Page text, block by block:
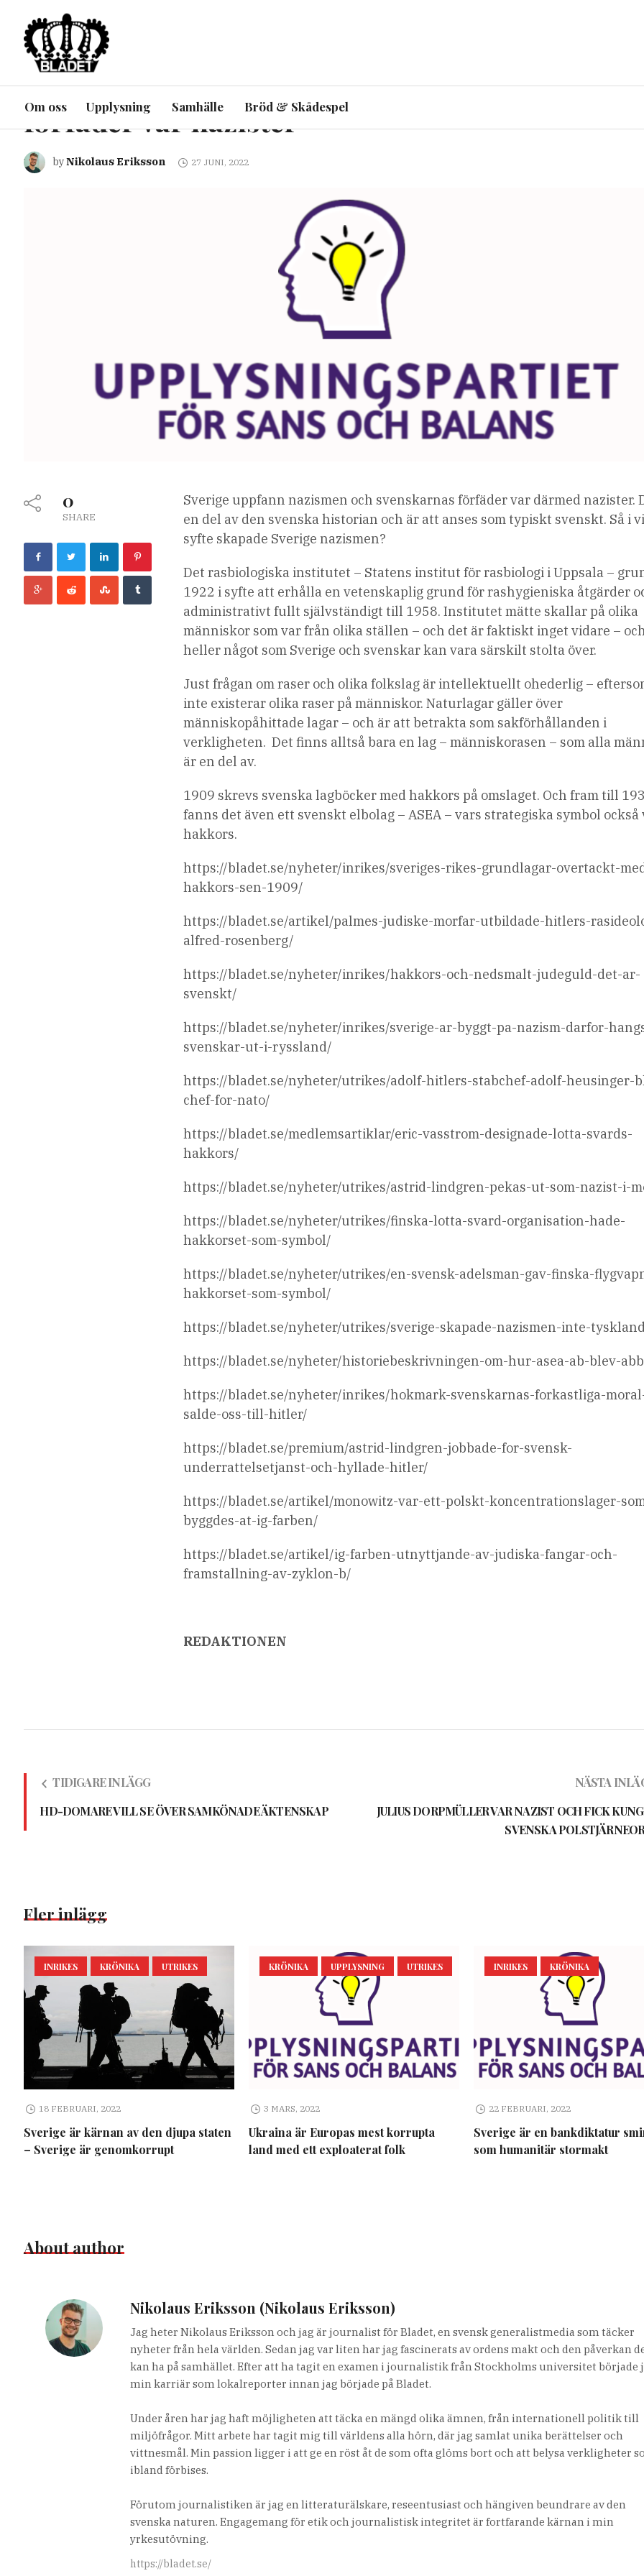
Om oss Upplysning Samhälle Bröd & Skådespel
ARTIKEL INRIKES
Nazism är en del av svensk historia –
förfäder var nazister
byNikolaus Eriksson 27 JUNI, 2022
0
SHARE
Sverige uppfann nazismen och svenskarnas förfäder var därmed nazister.
en del av den svenska historian och är att anses som typiskt svenskt. Så i
syfte skapade Sverige nazismen?
Det rasbiologiska institutet – Statens institut för rasbiologi i Uppsala –
1922 i syfte att erhålla en vetenskaplig grund för rashygieniska åtgärder
administrativt fullt självständigt till 1958. Institutet mätte skallar på olika
människor som var från olika ställen – och det är faktiskt inget vidare –
heller något som Sverige och svenskar kan vara särskilt stolta över.
Just frågan om raser och olika folkslag är intellektuellt ohederlig –
inte existerar olika raser på människor. Naturlagar gäller över
människopåhittade lagar – och är att betrakta som sakförhållanden i
verkligheten. Det finns alltså bara en lag – människorasen – som alla
är en del av.
1909 skrevs svenska lagböcker med hakkors på omslaget. Och fram till
fanns det även ett svenskt elbolag – ASEA – vars strategiska symbol också
hakkors.
https://bladet.se/nyheter/inrikes/sveriges-rikes-grundlagar-overtackt-
hakkors-sen-1909/
https://bladet.se/artikel/palmes-judiske-morfar-utbildade-hitlers-
alfred-rosenberg/
https://bladet.se/nyheter/inrikes/hakkors-och-nedsmalt-judeguld-det-ar-
svenskt/
https://bladet.se/nyheter/inrikes/sverige-ar-byggt-pa-nazism-darfor-
svenskar-ut-i-ryssland/
https://bladet.se/nyheter/utrikes/adolf-hitlers-stabchef-adolf-heusinger-
chef-for-nato/
https://bladet.se/medlemsartiklar/eric-vasstrom-designade-lotta-svards-
hakkors/
https://bladet.se/nyheter/utrikes/astrid-lindgren-pekas-ut-som-nazist-i-
https://bladet.se/nyheter/utrikes/finska-lotta-svard-organisation-hade-
hakkorset-som-symbol/
https://bladet.se/nyheter/utrikes/en-svensk-adelsman-gav-finska-
hakkorset-som-symbol/
https://bladet.se/nyheter/utrikes/sverige-skapade-nazismen-inte-
https://bladet.se/nyheter/historiebeskrivningen-om-hur-asea-ab-blev-
https://bladet.se/nyheter/inrikes/hokmark-svenskarnas-forkastliga-
salde-oss-till-hitler/
https://bladet.se/premium/astrid-lindgren-jobbade-for-svensk-
underrattelsetjanst-och-hyllade-hitler/
https://bladet.se/artikel/monowitz-var-ett-polskt-koncentrationslager-
byggdes-at-ig-farben/
https://bladet.se/artikel/ig-farben-utnyttjande-av-judiska-fangar-och-
framstallning-av-zyklon-b/
REDAKTIONEN
TIDIGARE INLÄGG
HD-DOMARE VILL SE ÖVER SAMKÖNADE ÄKTENSKAP
NÄSTA
JULIUS DORPMÜLLER VAR NAZIST OCH FICK
SVENSKA
Fler inlägg
INRIKES KRÖNIKA UTRIKES
18 FEBRUARI, 2022
Sverige är kärnan av den djupa staten
– Sverige är genomkorrupt
KRÖNIKA UPPLYSNING UTRIKES
3 MARS, 2022
Ukraina är Europas mest korrupta
land med ett exploaterat folk
INRIKES KRÖNIKA
22 FEBRUARI, 2022
Sverige är en bankdiktatur
som humanitär stormakt
About author
Nikolaus Eriksson (Nikolaus Eriksson)
Jag heter Nikolaus Eriksson och jag är journalist för Bladet, en svensk generalistmedia som täcker
nyheter från hela världen. Sedan jag var liten har jag fascinerats av ordens makt och den påverkan
kan ha på samhället. Efter att ha tagit en examen i journalistik från Stockholms universitet började
min karriär som lokalreporter innan jag började på Bladet.
Under åren har jag haft möjligheten att täcka en mängd olika ämnen, från internationell politik till
miljöfrågor. Mitt arbete har tagit mig till världens alla hörn, där jag samlat unika berättelser och
vittnesmål. Min passion ligger i att ge en röst åt de som ofta glöms bort och att belysa verkligheter
ibland förbises.
Förutom journalistiken är jag en litteraturälskare, reseentusiast och hängiven beundrare av den
svenska naturen. Engagemang för etik och journalistisk integritet är fortfarande kärnan i min
yrkesutövning.
https://bladet.se/